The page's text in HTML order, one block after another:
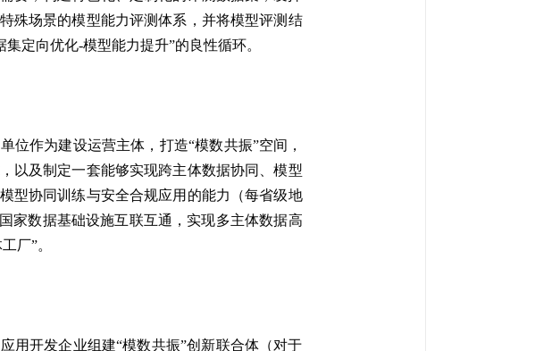
殊场景的模型能力评测体系，并将模型评测结
定向优化-模型能力提升”的良性循环。
作为建设运营主体，打造“模数共振”空间，
以及制定一套能够实现跨主体数据协同、模型
型协同训练与安全合规应用的能力（每省级地
家数据基础设施互联互通，实现多主体数据高
厂”。
用开发企业组建“模数共振”创新联合体（对于